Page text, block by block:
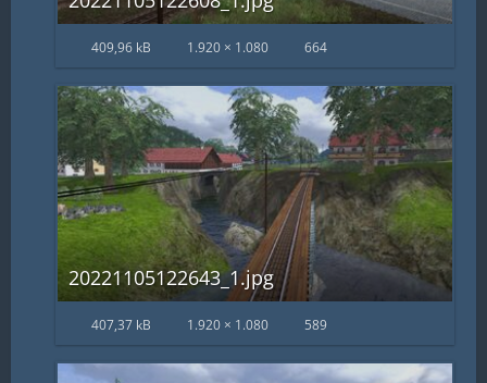
409,96 kB 1.920 × 1.080 664
20221105122643_1.jpg
407,37 kB 1.920 × 1.080 589